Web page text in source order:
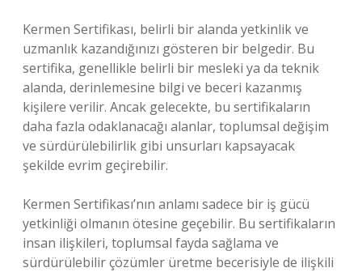
Kermen Sertifikası, belirli bir alanda yetkinlik ve
uzmanlık kazandığınızı gösteren bir belgedir. Bu
sertifika, genellikle belirli bir mesleki ya da teknik
alanda, derinlemesine bilgi ve beceri kazanmış
kişilere verilir. Ancak gelecekte, bu sertifikaların
daha fazla odaklanacağı alanlar, toplumsal değişim
ve sürdürülebilirlik gibi unsurları kapsayacak
şekilde evrim geçirebilir.
Kermen Sertifikası’nın anlamı sadece bir iş gücü
yetkinliği olmanın ötesine geçebilir. Bu sertifikaların
insan ilişkileri, toplumsal fayda sağlama ve
sürdürülebilir çözümler üretme becerisiyle de ilişkili